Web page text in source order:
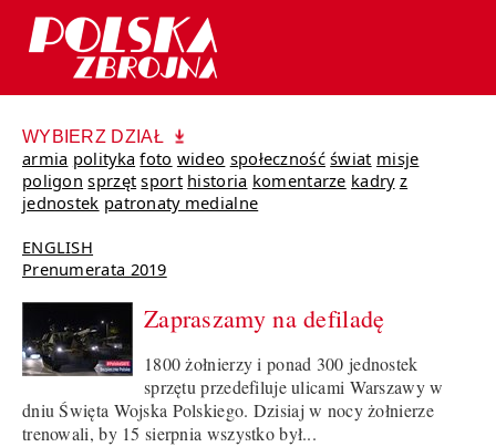
WYBIERZ DZIAŁ
armia polityka foto wideo społeczność świat misje
poligon sprzęt sport historia komentarze kadry z
jednostek patronaty medialne
ENGLISH
Prenumerata 2019
Zapraszamy na defiladę
1800 żołnierzy i ponad 300 jednostek
sprzętu przedefiluje ulicami Warszawy w
dniu Święta Wojska Polskiego. Dzisiaj w nocy żołnierze
trenowali, by 15 sierpnia wszystko był...